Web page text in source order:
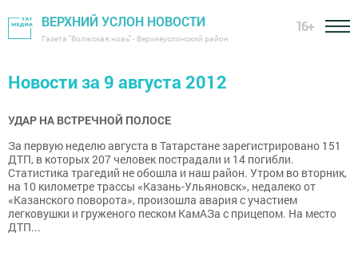
ВЕРХНИЙ УСЛОН НОВОСТИ
Газета "Волжская новь" - Верхнеуслонский район
16+
Новости за 9 августа 2012
УДАР НА ВСТРЕЧНОЙ ПОЛОСЕ
За первую неделю августа в Татарстане зарегистрировано 151
ДТП, в которых 207 человек пострадали и 14 погибли.
Статистика трагедий не обошла и наш район. Утром во вторник,
на 10 километре трассы «Казань-Ульяновск», недалеко от
«Казанского поворота», произошла авария с участием
легковушки и груженого песком КамАЗа с прицепом. На место
ДТП...